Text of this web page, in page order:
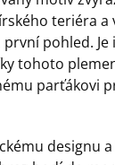
teriéra a
pohled.
tohoto
parťákovi
designu